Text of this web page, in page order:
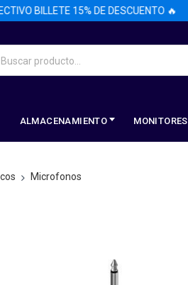
BILLETE 15% DE DESCUENTO 🔥
ALMACENAMIENTO MONITORES
Microfonos